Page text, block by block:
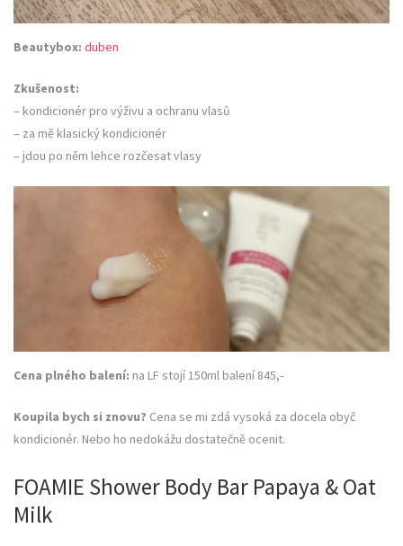
Beautybox: duben
Zkušenost:
– kondicionér pro výživu a ochranu vlasů
– za mě klasický kondicionér
– jdou po něm lehce rozčesat vlasy
Cena plného balení: na LF stojí 150ml balení 845,-
Koupila bych si znovu? Cena se mi zdá vysoká za docela obyč
kondicionér. Nebo ho nedokážu dostatečně ocenit.
FOAMIE Shower Body Bar Papaya & Oat
Milk